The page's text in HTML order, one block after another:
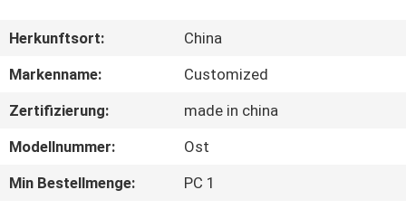
UNS
AUSFLUG
QUALITÄTSKONTROLLE
Herkunftsort:
China
Markenname:
Customized
Zertifizierung:
made in china
Modellnummer:
Ost
Min Bestellmenge:
PC 1